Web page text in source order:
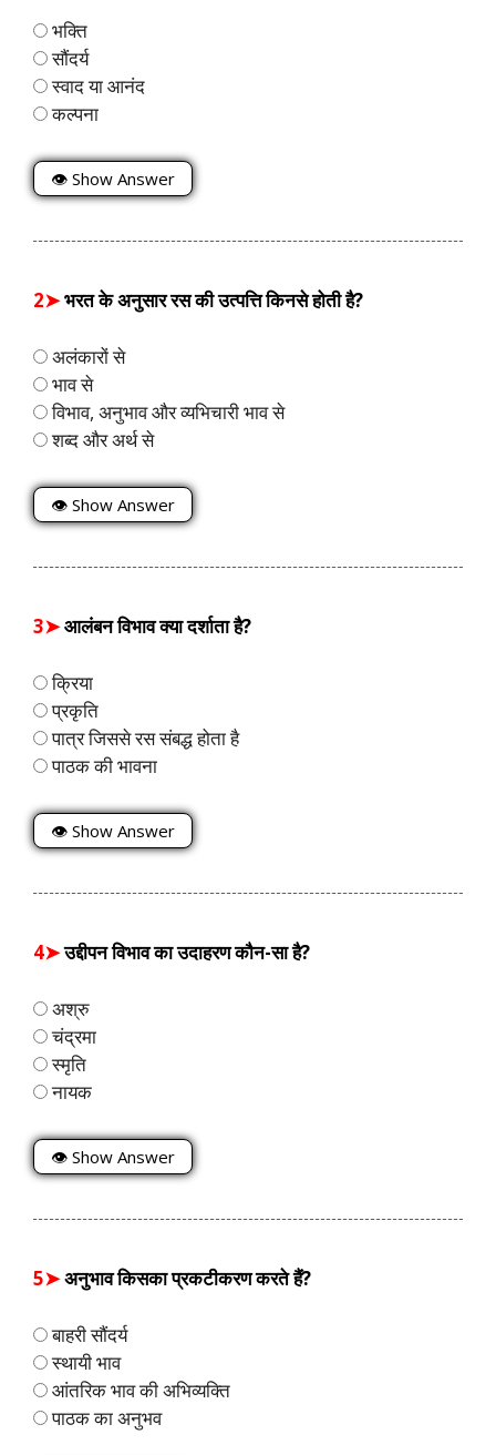
भक्ति
सौंदर्य
स्वाद या आनंद
कल्पना
👁 Show Answer
2➤भरत के अनुसार रस की उत्पत्ति किनसे होती है?
अलंकारों से
भाव से
विभाव, अनुभाव और व्यभिचारी भाव से
शब्द और अर्थ से
👁 Show Answer
3➤आलंबन विभाव क्या दर्शाता है?
क्रिया
प्रकृति
पात्र जिससे रस संबद्ध होता है
पाठक की भावना
👁 Show Answer
4➤उद्दीपन विभाव का उदाहरण कौन-सा है?
अश्रु
चंद्रमा
स्मृति
नायक
👁 Show Answer
5➤अनुभाव किसका प्रकटीकरण करते हैं?
बाहरी सौंदर्य
स्थायी भाव
आंतरिक भाव की अभिव्यक्ति
पाठक का अनुभव